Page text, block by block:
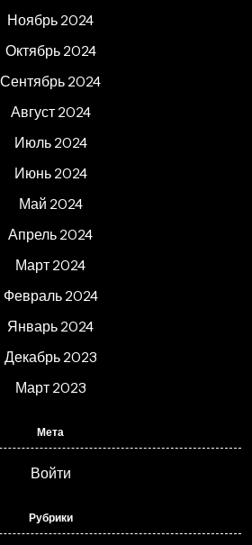
Ноябрь 2024
Октябрь 2024
Сентябрь 2024
Август 2024
Июль 2024
Июнь 2024
Май 2024
Апрель 2024
Март 2024
Февраль 2024
Январь 2024
Декабрь 2023
Март 2023
Мета
Войти
Рубрики